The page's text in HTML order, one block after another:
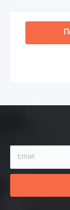
Додати в